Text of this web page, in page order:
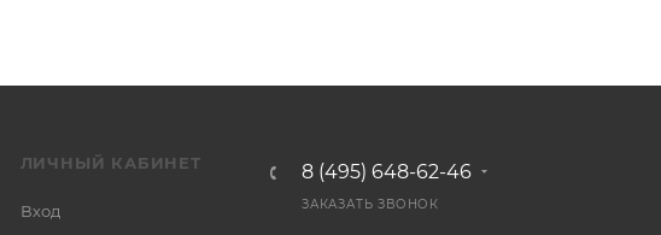
ЛИЧНЫЙ КАБИНЕТ
Вход
8 (495) 648-62-46
ЗАКАЗАТЬ ЗВОНОК